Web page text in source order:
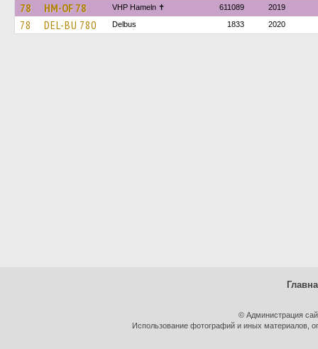
78 HM-OF 78 VHP Hameln ✝ 611089 2019
78 DEL-BU 780 Delbus 1833 2020
© Администрация
Использование фотографий и иных материалов,